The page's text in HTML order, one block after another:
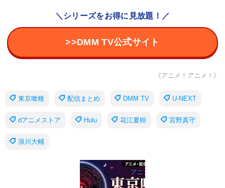
＼シリーズをお得に見放題！／
>>DMM TV公式サイト
《アニメ！アニメ！》
東京喰種 配信まとめ DMM TV U-NEXT
dアニメストア Hulu 花江夏樹 宮野真守
浪川大輔